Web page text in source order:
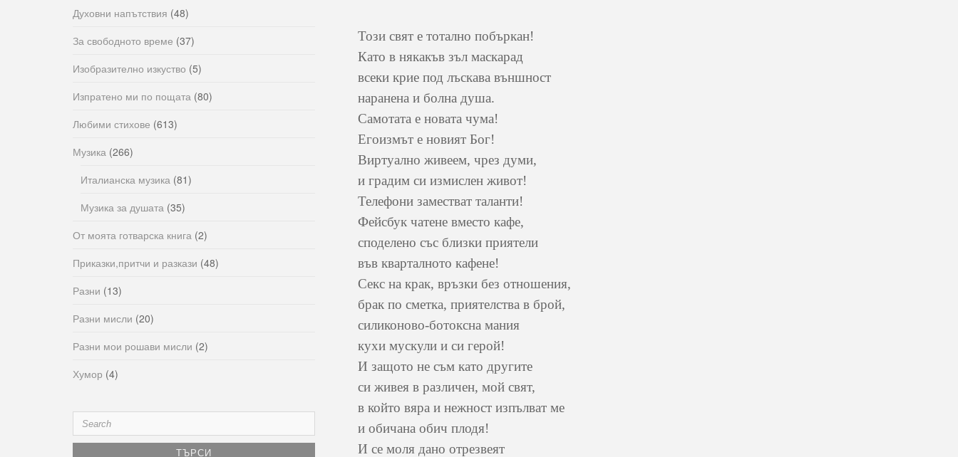
Този свят е тотално побъркан!
Като в някакъв зъл маскарад
всеки крие под лъскава външност
наранена и болна душа.
Самотата е новата чума!
Егоизмът е новият Бог!
Виртуално живеем, чрез думи,
и градим си измислен живот!
Телефони заместват таланти!
Фейсбук чатене вместо кафе,
споделено със близки приятели
във кварталното кафене!
Секс на крак, връзки без отношения,
брак по сметка, приятелства в брой,
силиконово-ботоксна мания
кухи мускули и си герой!
И защото не съм като другите
си живея в различен, мой свят,
в който вяра и нежност изпълват ме
и обичана обич плодя!
И се моля дано отрезвеят
Духовни напътствия (48)
За свободното време (37)
Изобразително изкуство (5)
Изпратено ми по пощата (80)
Любими стихове (613)
Музика (266)
Италианска музика (81)
Музика за душата (35)
От моята готварска книга (2)
Приказки,притчи и разкази (48)
Разни (13)
Разни мисли (20)
Разни мои рошави мисли (2)
Хумор (4)
Search
for: